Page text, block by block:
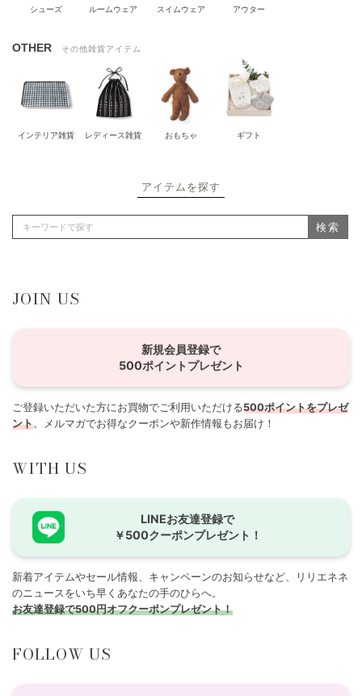
シューズ ルームウェア スイムウェア アウター
OTHER その他雑貨アイテム
インテリア雑貨 レディース雑貨 おもちゃ ギフト
アイテムを探す
検索
JOIN US
新規会員登録で
500ポイントプレゼント
ご登録いただいた方にお買物でご利用いただける500ポイントをプレゼ
ント。メルマガでお得なクーポンや新作情報もお届け！
WITH US
LINEお友達登録で
￥500クーポンプレゼント！
新着アイテムやセール情報、キャンペーンのお知らせなど、リリエネネ
のニュースをいち早くあなたの手のひらへ。
お友達登録で500円オフクーポンプレゼント！
FOLLOW US